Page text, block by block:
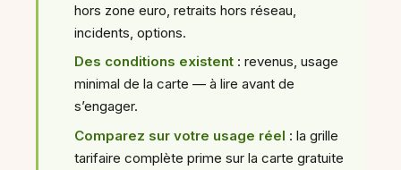
hors zone euro, retraits hors réseau,
incidents, options.
Des conditions existent : revenus, usage
minimal de la carte — à lire avant de
s’engager.
Comparez sur votre usage réel : la grille
tarifaire complète prime sur la carte gratuite